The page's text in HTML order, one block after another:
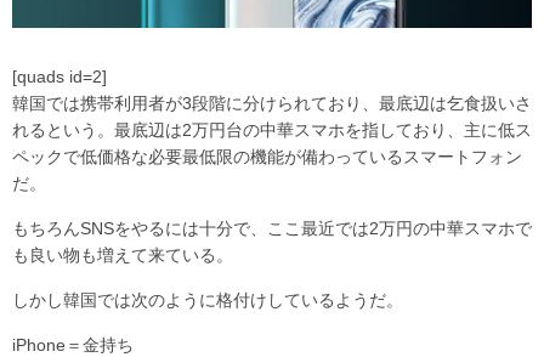
[quads id=2]
韓国では携帯利用者が3段階に分けられており、最底辺は乞食扱いさ
れるという。最底辺は2万円台の中華スマホを指しており、主に低ス
ペックで低価格な必要最低限の機能が備わっているスマートフォン
だ。
もちろんSNSをやるには十分で、ここ最近では2万円の中華スマホで
も良い物も増えて来ている。
しかし韓国では次のように格付けしているようだ。
iPhone＝金持ち